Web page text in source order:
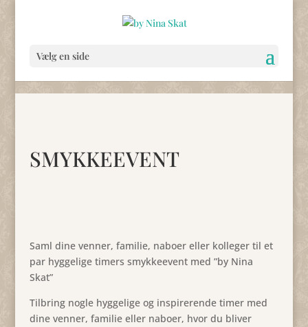
Vælg en side
SMYKKEEVENT
Saml dine venner, familie, naboer eller kolleger til et
par hyggelige timers smykkeevent med ”by Nina
Skat”
Tilbring nogle hyggelige og inspirerende timer med
dine venner, familie eller naboer, hvor du bliver